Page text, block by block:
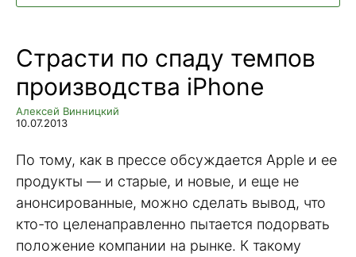
Страсти по спаду темпов
производства iPhone
Алексей Винницкий
10.07.2013
По тому, как в прессе обсуждается Apple и ее
продукты — и старые, и новые, и еще не
анонсированные, можно сделать вывод, что
кто-то целенаправленно пытается подорвать
положение компании на рынке. К такому